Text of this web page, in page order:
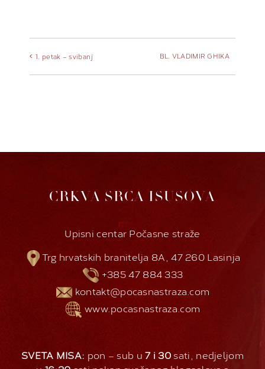
1. petak – svibanj BL. VLADIMIR GHIKA
CRKVA SRCA ISUSOVA
Upisni centar Počasne straže
Trg hrvatskih branitelja 8A, 47 260 Lasinja
+385 47 884 333
kontakt@pocasnastraza.com
www.pocasnastraza.com
SVETA MISA: pon – sub u7 i 30sati, nedjeljom